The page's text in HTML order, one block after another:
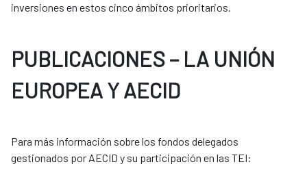
inversiones en estos cinco ámbitos prioritarios.
PUBLICACIONES – LA UNIÓN
EUROPEA Y AECID
Para más información sobre los fondos delegados
gestionados por AECID y su participación en las TEI: